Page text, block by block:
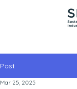
Post
Mar 25, 2025